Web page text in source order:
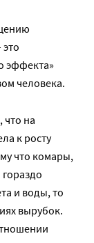
эффекта»
человека.
что на
к росту
что комары,
и воды, то
вырубок.